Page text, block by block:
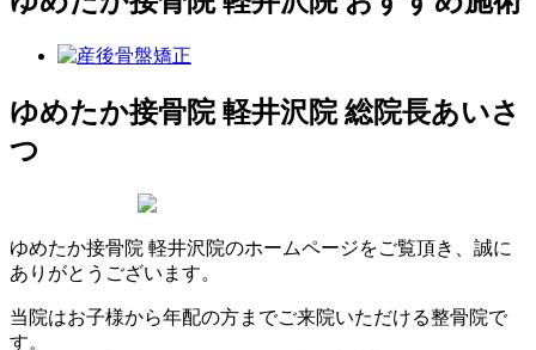
ゆめたか接骨院 軽井沢院 総院長あいさ
つ
ゆめたか接骨院 軽井沢院のホームページをご覧頂き、誠に
ありがとうございます。
当院はお子様から年配の方までご来院いただける整骨院で
す。